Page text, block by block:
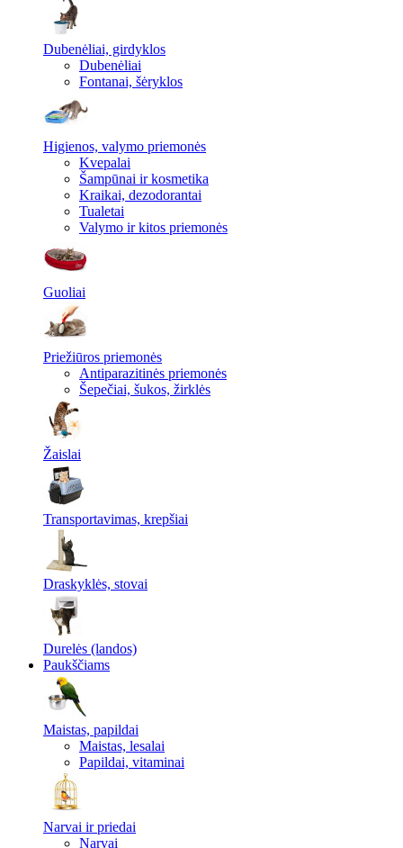
Dubenėliai, girdyklos
Dubenėliai
Fontanai, šėryklos
Higienos, valymo priemonės
Kvepalai
Šampūnai ir kosmetika
Kraikai, dezodorantai
Tualetai
Valymo ir kitos priemonės
Guoliai
Priežiūros priemonės
Antiparazitinės priemonės
Šepečiai, šukos, žirklės
Žaislai
Transportavimas, krepšiai
Draskyklės, stovai
Durelės (landos)
Paukščiams
Maistas, papildai
Maistas, lesalai
Papildai, vitaminai
Narvai ir priedai
Narvai